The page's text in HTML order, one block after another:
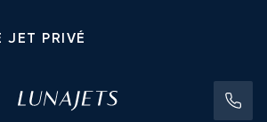
JET PRIVÉ